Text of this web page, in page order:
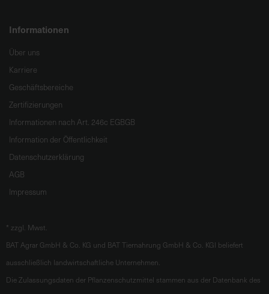
Informationen
Über uns
Karriere
Geschäftsbereiche
Zertifizierungen
Informationen nach Art. 246c EGBGB
Information der Öffentlichkeit
Datenschutzerklärung
AGB
Impressum
* zzgl. Mwst.
BAT Agrar GmbH & Co. KG und BAT Tiernahrung GmbH & Co. KGl beliefert
ausschließlich landwirtschaftliche Unternehmen.
Die Zulassungsdaten der Pflanzenschutzmittel stammen aus der Datenbank des